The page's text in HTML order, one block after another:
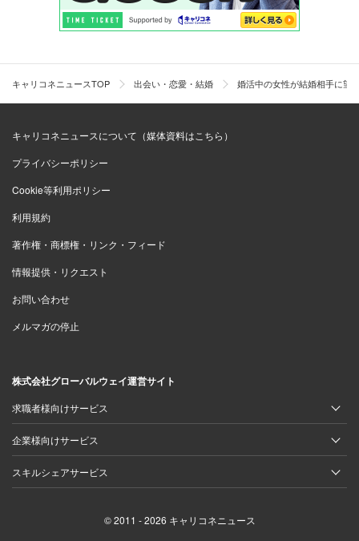
キャリコネニュースTOP 出会い・恋愛・結婚 婚活中の女性が結婚相手に望
キャリコネニュースについて（媒体資料はこちら）
プライバシーポリシー
Cookie等利用ポリシー
利用規約
著作権・商標権・リンク・フィード
情報提供・リクエスト
お問い合わせ
メルマガの停止
株式会社グローバルウェイ運営サイト
求職者様向けサービス
企業様向けサービス
スキルシェアサービス
© 2011 - 2026 キャリコネニュース